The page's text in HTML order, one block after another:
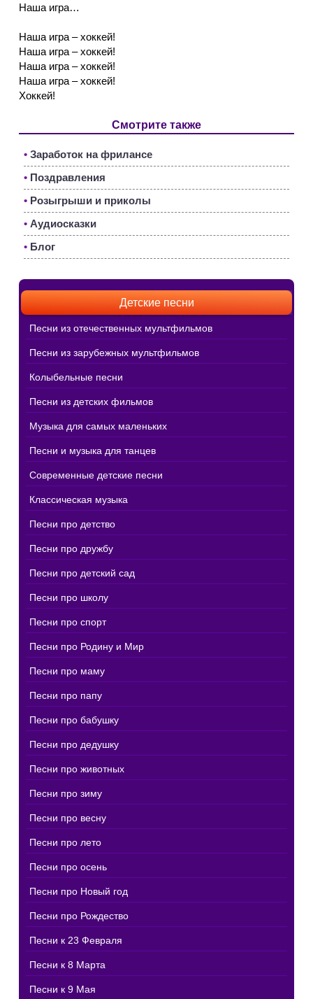
Наша игра…
Наша игра – хоккей!
Наша игра – хоккей!
Наша игра – хоккей!
Наша игра – хоккей!
Хоккей!
Смотрите также
• Заработок на фрилансе
• Поздравления
• Розыгрыши и приколы
• Аудиосказки
• Блог
Детские песни
Песни из отечественных мультфильмов
Песни из зарубежных мультфильмов
Колыбельные песни
Песни из детских фильмов
Музыка для самых маленьких
Песни и музыка для танцев
Современные детские песни
Классическая музыка
Песни про детство
Песни про дружбу
Песни про детский сад
Песни про школу
Песни про спорт
Песни про Родину и Мир
Песни про маму
Песни про папу
Песни про бабушку
Песни про дедушку
Песни про животных
Песни про зиму
Песни про весну
Песни про лето
Песни про осень
Песни про Новый год
Песни про Рождество
Песни к 23 Февраля
Песни к 8 Марта
Песни к 9 Мая